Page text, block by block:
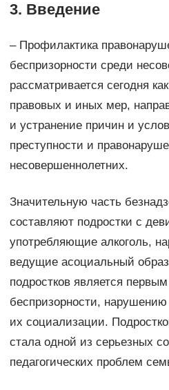
3. Введение
– Профилактика
беспризорности среди
рассматривается сегодня
правовых и иных мер,
и устранение причин и
преступности и
несовершеннолетних.
Значительную часть
составляют подростки с
употребляющие алкоголь,
ведущие асоциальный
подростков является
беспризорности,
их социализации.
стала одной из серьезных
педагогических проблем